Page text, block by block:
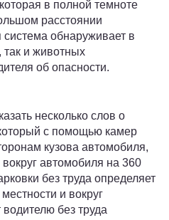
в полной темноте
расстоянии
обнаруживает в
так и животных
об опасности.
несколько слов о
с помощью камер
кузова автомобиля,
автомобиля на 360
без труда определяет
и вокруг
без труда